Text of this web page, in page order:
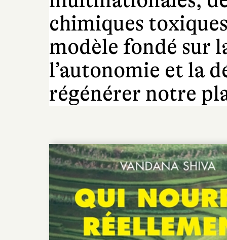
chimiques
modèle fondé sur
l’autonomie et la
régénérer notre